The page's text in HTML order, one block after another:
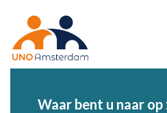
Waar bent u naar op